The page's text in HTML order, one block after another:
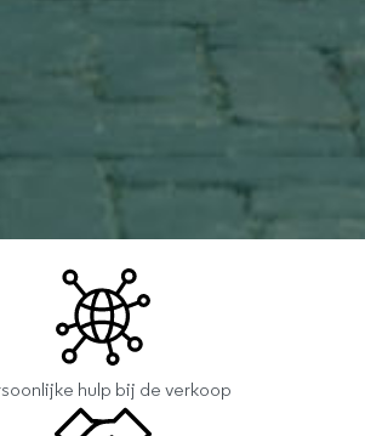
hulp bij de verkoop